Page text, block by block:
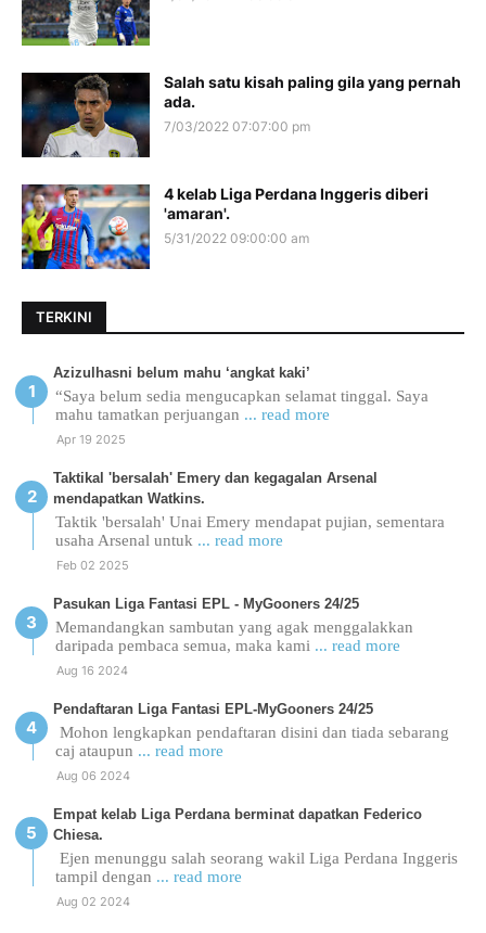
Salah satu kisah paling gila yang pernah
ada.
7/03/2022 07:07:00 pm
4 kelab Liga Perdana Inggeris diberi
'amaran'.
5/31/2022 09:00:00 am
TERKINI
Azizulhasni belum mahu ‘angkat kaki’
“Saya belum sedia mengucapkan selamat tinggal. Saya
mahu tamatkan perjuangan ... read more
Apr 19 2025
Taktikal 'bersalah' Emery dan kegagalan Arsenal
mendapatkan Watkins.
Taktik 'bersalah' Unai Emery mendapat pujian, sementara
usaha Arsenal untuk ... read more
Feb 02 2025
Pasukan Liga Fantasi EPL - MyGooners 24/25
Memandangkan sambutan yang agak menggalakkan
daripada pembaca semua, maka kami ... read more
Aug 16 2024
Pendaftaran Liga Fantasi EPL-MyGooners 24/25
Mohon lengkapkan pendaftaran disini dan tiada sebarang
caj ataupun ... read more
Aug 06 2024
Empat kelab Liga Perdana berminat dapatkan Federico
Chiesa.
Ejen menunggu salah seorang wakil Liga Perdana Inggeris
tampil dengan ... read more
Aug 02 2024